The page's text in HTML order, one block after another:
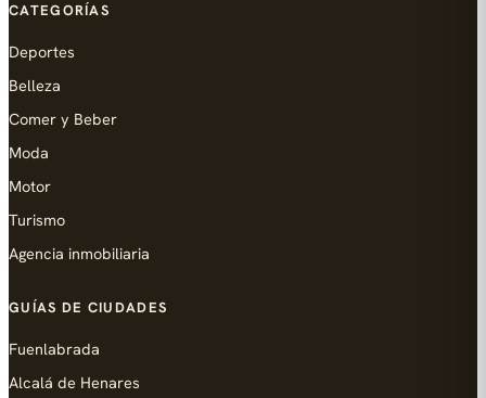
CATEGORÍAS
Deportes
Belleza
Comer y Beber
Moda
Motor
Turismo
Agencia inmobiliaria
GUÍAS DE CIUDADES
Fuenlabrada
Alcalá de Henares